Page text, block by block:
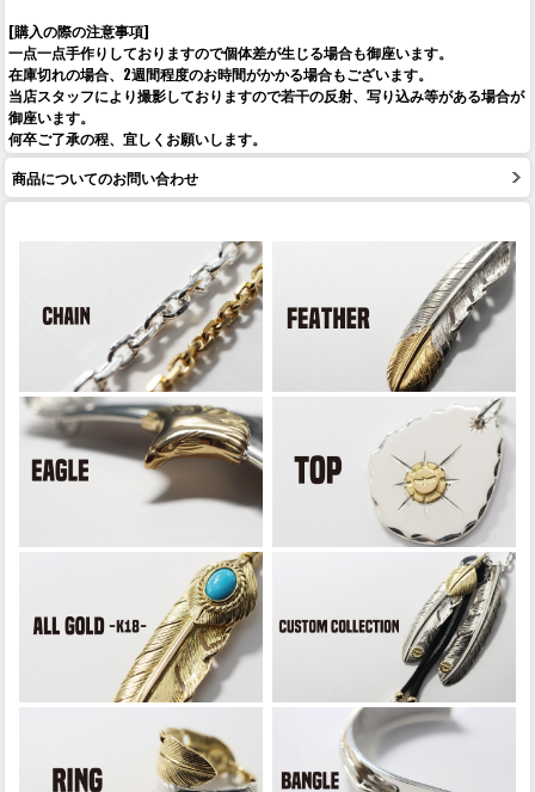
[購入の際の注意事項]
一点一点手作りしておりますので個体差が生じる場合も御座います。
在庫切れの場合、2週間程度のお時間がかかる場合もございます。
当店スタッフにより撮影しておりますので若干の反射、写り込み等がある場合が
御座います。
何卒ご了承の程、宜しくお願いします。
商品についてのお問い合わせ